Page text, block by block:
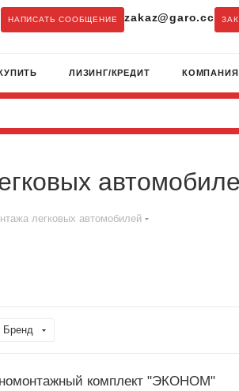
НАПИСАТЬ СООБЩЕНИЕ zakaz@garo.cc
ЛИЗИНГ/КРЕДИТ КОМПАНИЯ
легковых автомобилей
Бренд
комплект "ЭКОНОМ"